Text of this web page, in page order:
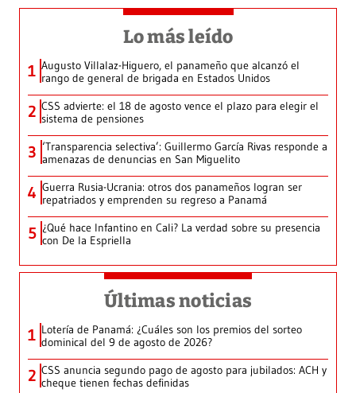
Lo más leído
1 Augusto Villalaz-Higuero, el panameño que alcanzó el
rango de general de brigada en Estados Unidos
2 CSS advierte: el 18 de agosto vence el plazo para elegir el
sistema de pensiones
3 ‘Transparencia selectiva’: Guillermo García Rivas responde a
amenazas de denuncias en San Miguelito
4 Guerra Rusia-Ucrania: otros dos panameños logran ser
repatriados y emprenden su regreso a Panamá
5 ¿Qué hace Infantino en Cali? La verdad sobre su presencia
con De la Espriella
Últimas noticias
1 Lotería de Panamá: ¿Cuáles son los premios del sorteo
dominical del 9 de agosto de 2026?
2 CSS anuncia segundo pago de agosto para jubilados: ACH y
cheque tienen fechas definidas